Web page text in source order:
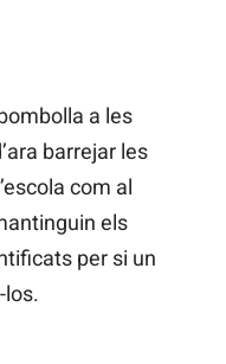
a les
barrejar les
com al
els
per si un